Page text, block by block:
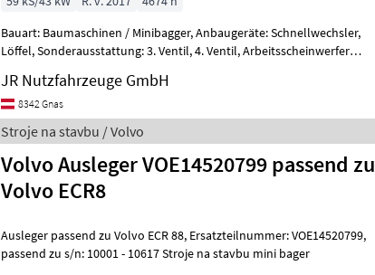
Bauart: Baumaschinen / Minibagger, Anbaugeräte: Schnellwechsler,
Löffel, Sonderausstattung: 3. Ventil, 4. Ventil, Arbeitsscheinwerfer
JR Nutzfahrzeuge GmbH
8342 Gnas
Stroje na stavbu / Volvo
Volvo Ausleger VOE14520799 passend zu
Volvo ECR8
Ausleger passend zu Volvo ECR 88, Ersatzteilnummer: VOE14520799,
passend zu s/n: 10001 - 10617 Stroje na stavbu mini bager